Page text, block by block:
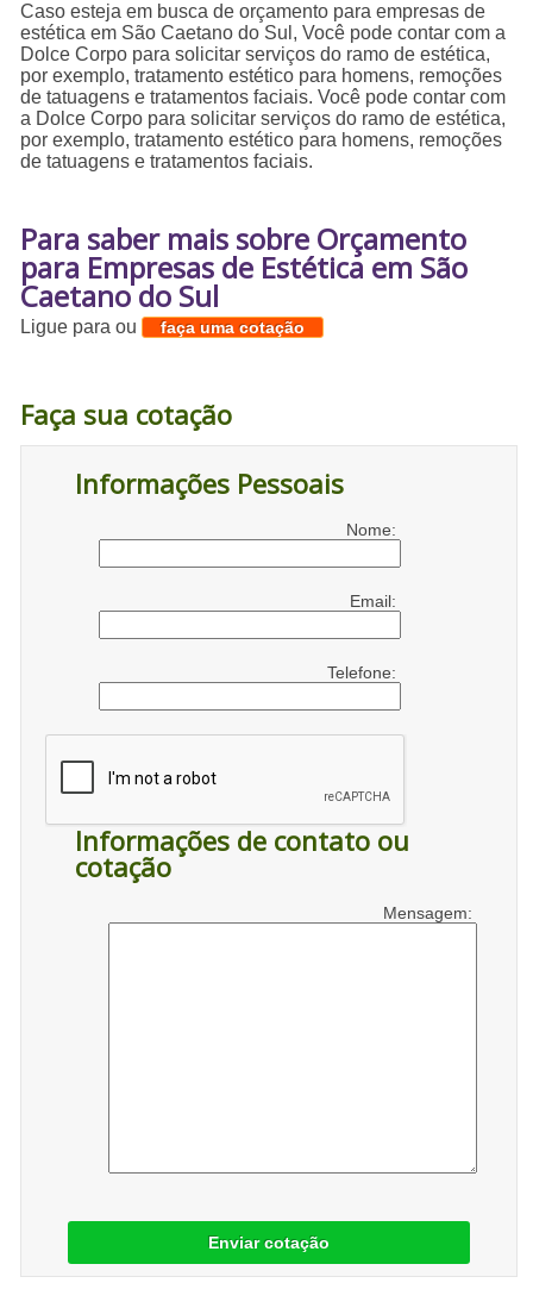
Caso esteja em busca de orçamento para empresas de
estética em São Caetano do Sul, Você pode contar com a
Dolce Corpo para solicitar serviços do ramo de estética,
por exemplo, tratamento estético para homens, remoções
de tatuagens e tratamentos faciais. Você pode contar com
a Dolce Corpo para solicitar serviços do ramo de estética,
por exemplo, tratamento estético para homens, remoções
de tatuagens e tratamentos faciais.
Para saber mais sobre Orçamento
para Empresas de Estética em São
Caetano do Sul
Ligue paraou faça uma cotação
Faça sua cotação
Informações Pessoais
Nome:
Email:
Telefone:
Informações de contato ou
cotação
Mensagem:
Enviar cotação